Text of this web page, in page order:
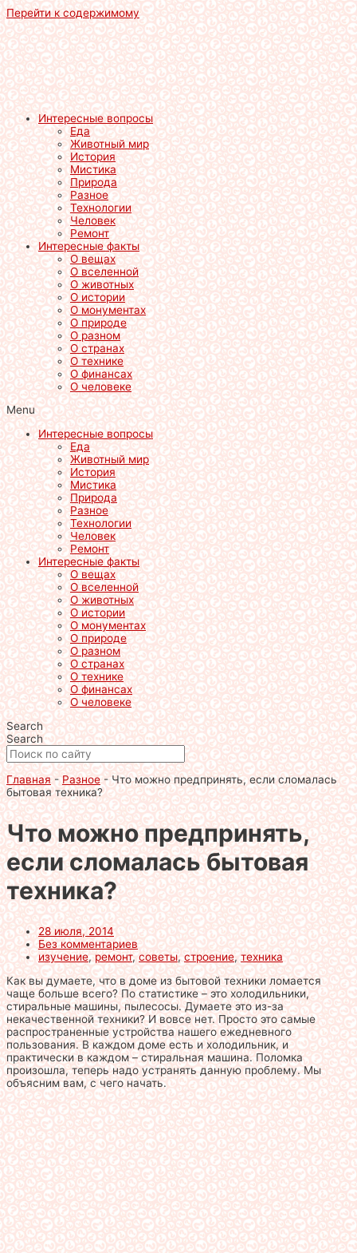
Перейти к содержимому
Интересные вопросы
Еда
Животный мир
История
Мистика
Природа
Разное
Технологии
Человек
Ремонт
Интересные факты
О вещах
О вселенной
О животных
О истории
О монументах
О природе
О разном
О странах
О технике
О финансах
О человеке
Menu
Интересные вопросы
Еда
Животный мир
История
Мистика
Природа
Разное
Технологии
Человек
Ремонт
Интересные факты
О вещах
О вселенной
О животных
О истории
О монументах
О природе
О разном
О странах
О технике
О финансах
О человеке
Search
Search
Главная-Разное-Что можно предпринять, если сломалась
бытовая техника?
Что можно предпринять,
если сломалась бытовая
техника?
28 июля, 2014
Без комментариев
изучение,ремонт,советы,строение,техника
Как вы думаете, что в доме из бытовой техники ломается
чаще больше всего? По статистике – это холодильники,
стиральные машины, пылесосы. Думаете это из-за
некачественной техники? И вовсе нет. Просто это самые
распространенные устройства нашего ежедневного
пользования. В каждом доме есть и холодильник, и
практически в каждом – стиральная машина. Поломка
произошла, теперь надо устранять данную проблему. Мы
объясним вам, с чего начать.